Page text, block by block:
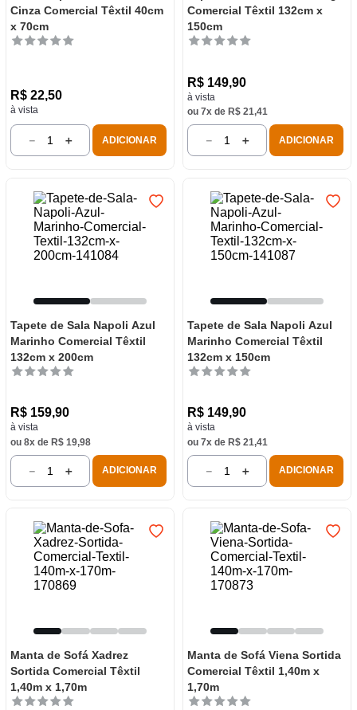
Cinza Comercial Têxtil 40cm
x 70cm
R$ 22,50
à vista
＋
－ ADICIONAR
Comercial Têxtil 132cm x
150cm
R$ 149,90
à vista
ou 7x de R$ 21,41
＋
－ ADICIONAR
Tapete de Sala Napoli Azul
Marinho Comercial Têxtil
132cm x 200cm
R$ 159,90
à vista
ou 8x de R$ 19,98
＋
－ ADICIONAR
Tapete de Sala Napoli Azul
Marinho Comercial Têxtil
132cm x 150cm
R$ 149,90
à vista
ou 7x de R$ 21,41
＋
－ ADICIONAR
Manta de Sofá Xadrez
Sortida Comercial Têxtil
1,40m x 1,70m
Manta de Sofá Viena Sortida
Comercial Têxtil 1,40m x
1,70m